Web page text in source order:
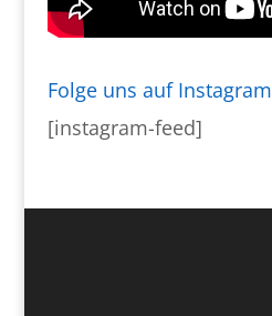
Folge uns auf Instagram
[instagram-feed]